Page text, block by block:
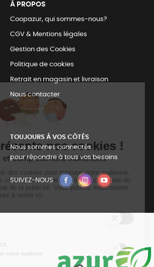
Á PROPOS
Coopazur, qui sommes-nous?
CGV & Mentions légales
Gestion des Cookies
Politique de cookies
Retrait en magasin et livraison
Nous contacter
TOUJOURS Á VOS CÔTÉS
Nous sommes connectés
pour répondre à tous vos besoins
SUIVEZ-NOUS